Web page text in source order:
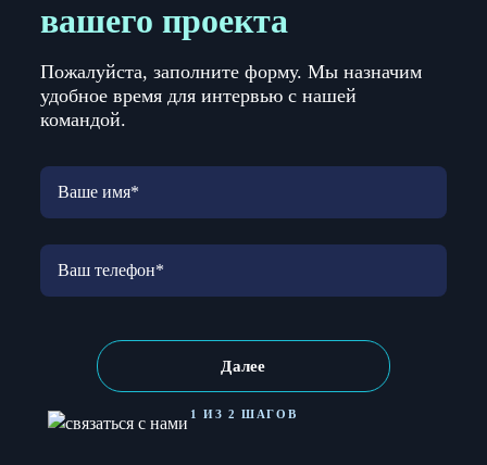
вашего проекта
Пожалуйста, заполните форму. Мы назначим
удобное время для интервью с нашей
командой.
Далее
1 ИЗ 2 ШАГОВ